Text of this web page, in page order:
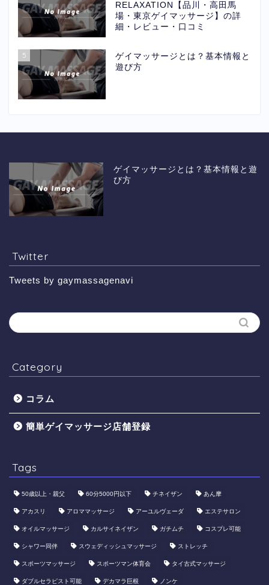
RELAXATION【品川・高田馬
場・東京ゲイマッサージ】の詳
細・レビュー・口コミ
5
ゲイマッサージとは？基本情報と
遊び方
ゲイマッサージとは？基本情報と遊
び方
Twitter
Tweets by gaymassagenavi
Category
コラム
簡単ゲイマッサージ店舗登録
Tags
50歳以上・親父 60分5000円以下 ​チネイザン あん摩
アカスリ アロママッサージ アーユルヴェーダ エステサロン
オイルマッサージ カルサイネイザン ガチムチ コスプレ可能
シャワー同伴 スウェディッシュマッサージ ストレッチ
スポーツマッサージ スポーツマン体育会 タイ古式マッサージ
ダブルセラピスト可能 デカマラ巨根 ノンケ